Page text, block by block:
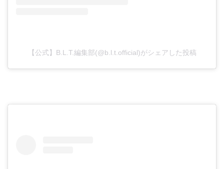
【公式】B.L.T.編集部(@b.l.t.official)がシェアした投稿